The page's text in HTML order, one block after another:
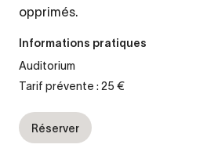
opprimés.
Informations pratiques
Auditorium
Tarif prévente : 25 €
Réserver